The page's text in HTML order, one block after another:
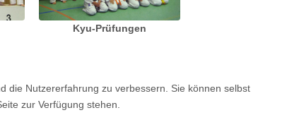
Kyu-Prüfungen
die Nutzererfahrung zu verbessern. Sie können selbst
zur Verfügung stehen.